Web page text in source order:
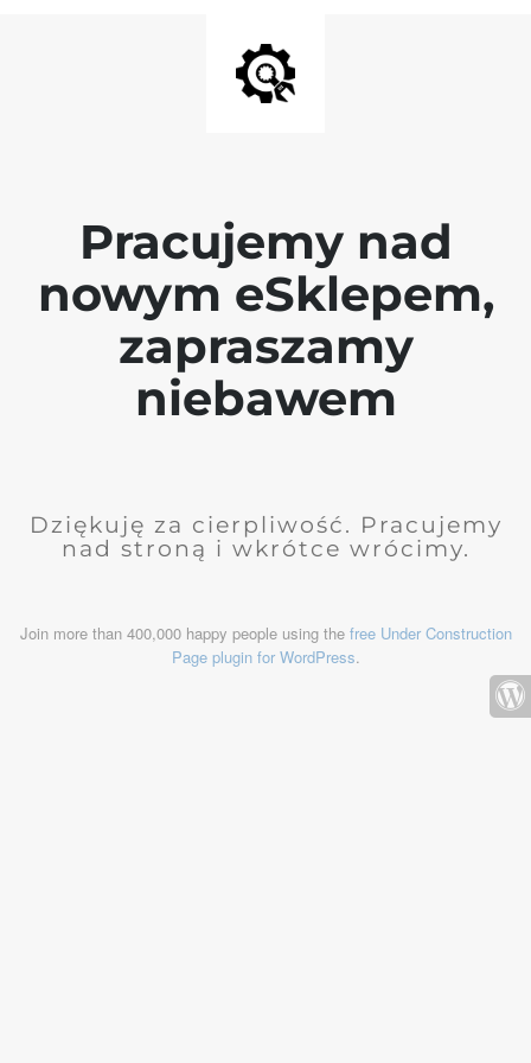
Pracujemy nad
nowym eSklepem,
zapraszamy
niebawem
Dziękuję za cierpliwość. Pracujemy
nad stroną i wkrótce wrócimy.
Join more than 400,000 happy people using the free Under Construction
Page plugin for WordPress.